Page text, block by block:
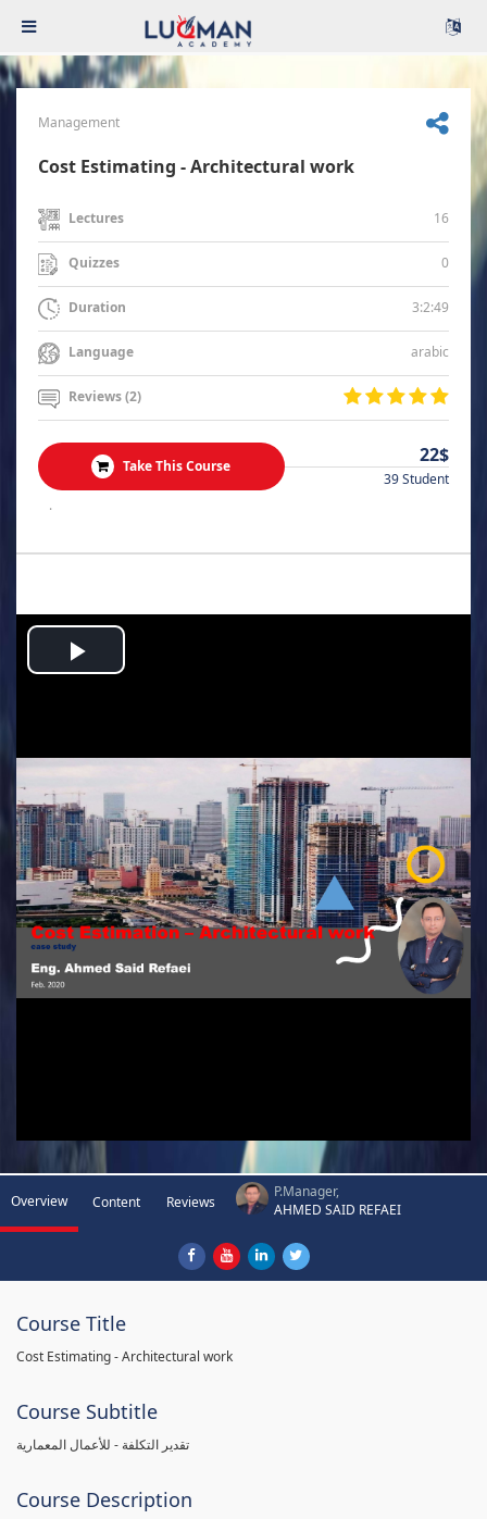
Management
Cost Estimating - Architectural work
Lectures 16
Quizzes 0
Duration 3:2:49
Language arabic
Reviews (2)
Take This Course 22$
39 Student
.
Play
Overview Content Reviews
P.Manager,
AHMED SAID REFAEI
Course Title
Cost Estimating - Architectural work
Course Subtitle
تقدير التكلفة - للأعمال المعمارية
Course Description